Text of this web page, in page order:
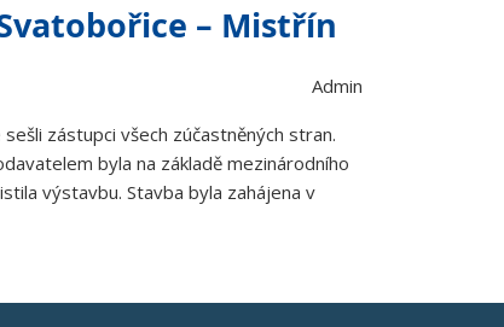
– Mistřín
Admin
zástupci všech zúčastněných stran.
byla na základě mezinárodního
výstavbu. Stavba byla zahájena v